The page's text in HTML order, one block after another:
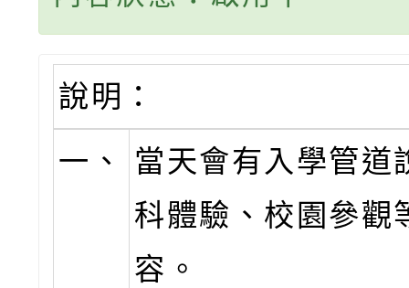
說明：
一、
當天會有入學管道
科體驗、校園參觀
容。